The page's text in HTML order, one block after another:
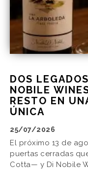
DOS
NOBILE
RESTO EN
ÚNICA
25/07/2026
El próximo 13 de
puertas cerradas
Cotta— y Di Nobile